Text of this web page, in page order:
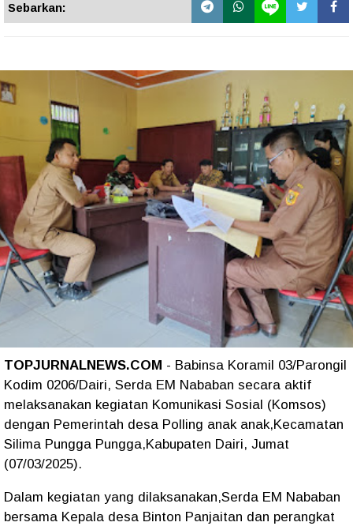
Sebarkan:
TOPJURNALNEWS.COM - Babinsa Koramil 03/Parongil
Kodim 0206/Dairi, Serda EM Nababan secara aktif
melaksanakan kegiatan Komunikasi Sosial (Komsos)
dengan Pemerintah desa Polling anak anak,Kecamatan
Silima Pungga Pungga,Kabupaten Dairi, Jumat
(07/03/2025).
Dalam kegiatan yang dilaksanakan,Serda EM Nababan
bersama Kepala desa Binton Panjaitan dan perangkat